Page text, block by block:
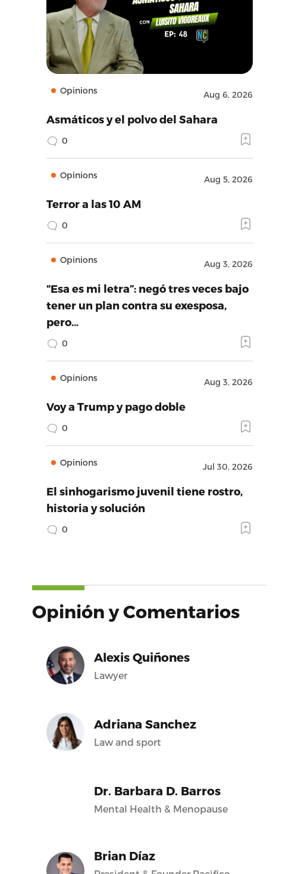
Opinions Aug 6, 2026
Asmáticos y el polvo del Sahara
0
Opinions Aug 5, 2026
Terror a las 10 AM
0
Opinions Aug 3, 2026
“Esa es mi letra”: negó tres veces bajo
tener un plan contra su exesposa,
pero…
0
Opinions Aug 3, 2026
Voy a Trump y pago doble
0
Opinions Jul 30, 2026
El sinhogarismo juvenil tiene rostro,
historia y solución
0
Opinión y Comentarios
Alexis Quiñones
Lawyer
Adriana Sanchez
Law and sport
Dr. Barbara D. Barros
Mental Health & Menopause
Brian Díaz